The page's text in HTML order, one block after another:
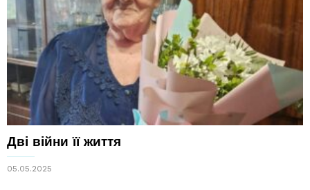
Дві війни її життя
05.05.2025